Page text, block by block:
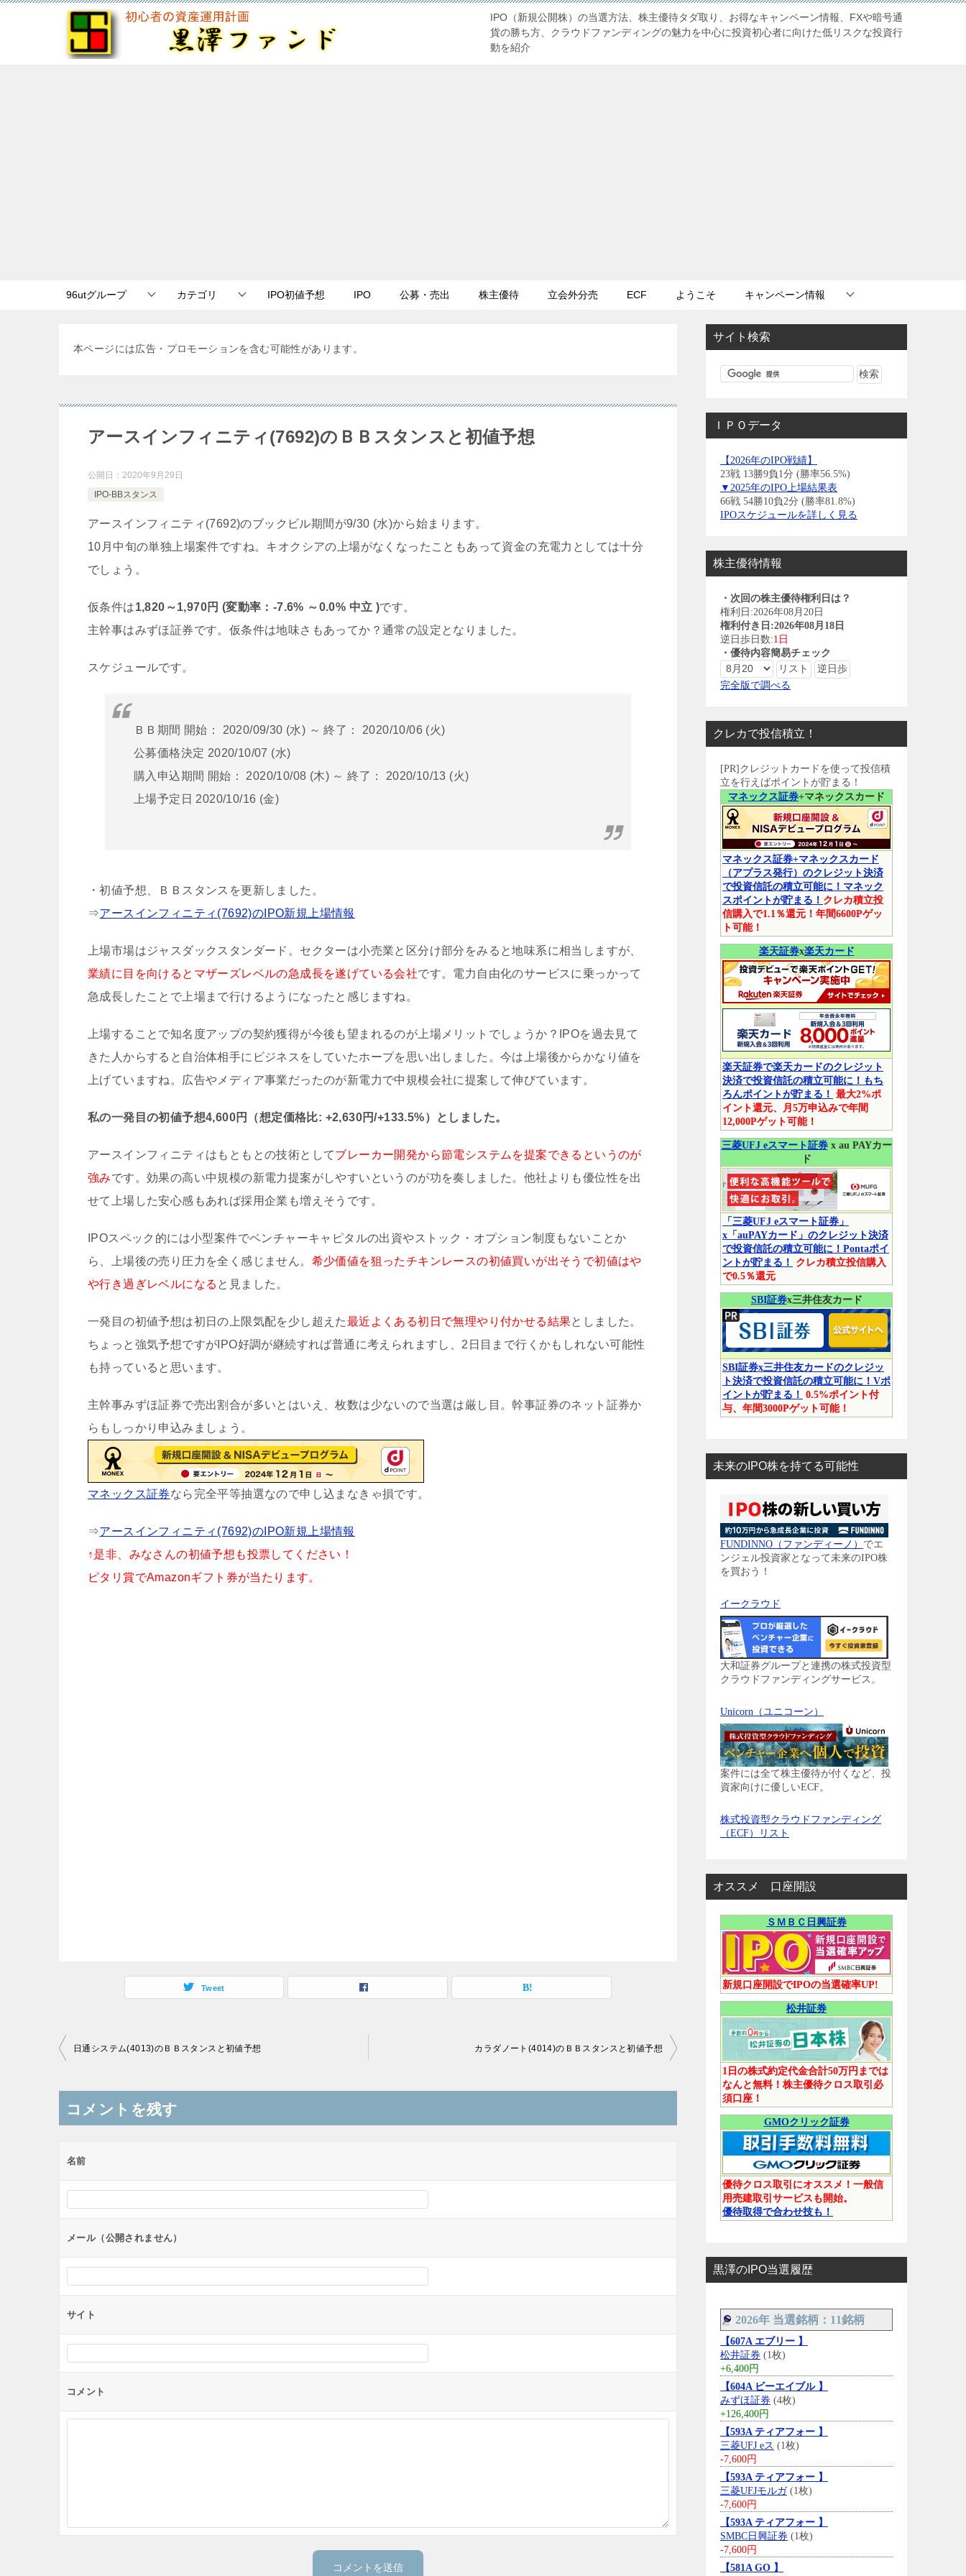
IPO（新規公開株）の当選方法、株主優待タダ取り、お得なキャンペーン情報、FXや暗号通
貨の勝ち方、クラウドファンディングの魅力を中心に投資初心者に向けた低リスクな投資行
動を紹介
96utグループ カテゴリ IPO初値予想 IPO 公募・売出 株主優待 立会外分売 ECF ようこそ キャンペーン情報
本ページには広告・プロモーションを含む可能性があります。
アースインフィニティ(7692)のＢＢスタンスと初値予想
公開日： 2020年9月29日
IPO-BBスタンス
アースインフィニティ(7692)のブックビル期間が9/30 (水)から始まります。
10月中旬の単独上場案件ですね。キオクシアの上場がなくなったこともあって資金の充電力としては十分
でしょう。
仮条件は1,820～1,970円 (変動率：-7.6% ～0.0% 中立 )です。
主幹事はみずほ証券です。仮条件は地味さもあってか？通常の設定となりました。
スケジュールです。
ＢＢ期間 開始： 2020/09/30 (水) ～ 終了： 2020/10/06 (火)
公募価格決定 2020/10/07 (水)
購入申込期間 開始： 2020/10/08 (木) ～ 終了： 2020/10/13 (火)
上場予定日 2020/10/16 (金)
・初値予想、ＢＢスタンスを更新しました。
⇒アースインフィニティ(7692)のIPO新規上場情報
上場市場はジャスダックスタンダード。セクターは小売業と区分け部分をみると地味系に相当しますが、
業績に目を向けるとマザーズレベルの急成長を遂げている会社です。電力自由化のサービスに乗っかって
急成長したことで上場まで行けるようになったと感じますね。
上場することで知名度アップの契約獲得が今後も望まれるのが上場メリットでしょうか？IPOを過去見て
きた人からすると自治体相手にビジネスをしていたホープを思い出しました。今は上場後からかなり値を
上げていますね。広告やメディア事業だったのが新電力で中規模会社に提案して伸びています。
私の一発目の初値予想4,600円（想定価格比: +2,630円/+133.5%）としました。
アースインフィニティはもともとの技術としてブレーカー開発から節電システムを提案できるというのが
強みです。効果の高い中規模の新電力提案がしやすいというのが功を奏しました。他社よりも優位性を出
せて上場した安心感もあれば採用企業も増えそうです。
IPOスペック的には小型案件でベンチャーキャピタルの出資やストック・オプション制度もないことか
ら、上場後の売り圧力を全く感じません。 希少価値を狙ったチキンレースの初値買いが出そうで初値はや
や行き過ぎレベルになる と見ました。
一発目の初値予想は初日の上限気配を少し超えた最近よくある初日で無理やり付かせる結果としました。
ちょっと強気予想ですがIPO好調が継続すれば普通に考えられますし、2日目まで行くかもしれない可能性
も持っていると思います。
主幹事みずほ証券で売出割合が多いとはいえ、枚数は少ないので当選は厳し目。幹事証券のネット証券か
らもしっかり申込みましょう。
マネックス証券なら完全平等抽選なので申し込まなきゃ損です。
⇒アースインフィニティ(7692)のIPO新規上場情報
↑是非、みなさんの初値予想も投票してください！
ピタリ賞でAmazonギフト券が当たります。
Tweet
投
ナ
ビ
ー
ョ
ン
日通システム(4013)のＢＢスタンスと初値予想 カラダノート(4014)のＢＢスタンスと初値予想
コメントを残す
名前
メール（公開されません）
サイト
コメント
サイト検索
ＩＰＯデータ
【2026年のIPO戦績】
23戦 13勝9負1分 (勝率56.5%)
▼2025年のIPO上場結果表
66戦 54勝10負2分 (勝率81.8%)
IPOスケジュールを詳しく見る
株主優待情報
・次回の株主優待権利日は？
権利日:2026年08月20日
権利付き日:2026年08月18日
逆日歩日数:1日
・優待内容簡易チェック
完全版で調べる
クレカで投信積立！
[PR]クレジットカードを使って投信積
立を行えばポイントが貯まる！
マネックス証券+マネックスカード
マネックス証券+マネックスカード
（アプラス発行）のクレジット決済
で投資信託の積立可能に！マネック
スポイントが貯まる！ クレカ積立投
信購入で1.1％還元！年間6600Pゲッ
ト可能！
楽天証券x楽天カード
楽天証券で楽天カードのクレジット
決済で投資信託の積立可能に！もち
ろんポイントが貯まる！ 最大2%ポ
イント還元、月5万申込みで年間
12,000Pゲット可能！
三菱UFJ eスマート証券x au PAYカー
ド
「三菱UFJ eスマート証券」
x「auPAYカード」のクレジット決済
で投資信託の積立可能に！Pontaポイ
ントが貯まる！
クレカ積立投信購入
で0.5％還元
SBI証券x三井住友カード
SBI証券x三井住友カードのクレジッ
ト決済で投資信託の積立可能に！Vポ
イントが貯まる！ 0.5%ポイント付
与、年間3000Pゲット可能！
未来のIPO株を持てる可能性
FUNDINNO（ファンディーノ） でエ
ンジェル投資家となって未来のIPO株
を買おう！
イークラウド
大和証券グループと連携の株式投資型
クラウドファンディングサービス。
Unicorn（ユニコーン）
案件には全て株主優待が付くなど、投
資家向けに優しいECF。
株式投資型クラウドファンディング
（ECF）リスト
オススメ 口座開設
ＳＭＢＣ日興証券
新規口座開設でIPOの当選確率UP!
松井証券
1日の株式約定代金合計50万円までは
なんと無料！株主優待クロス取引必
須口座！
GMOクリック証券
優待クロス取引にオススメ！一般信
用売建取引サービスも開始。
優待取得で合わせ技も！
黒澤のIPO当選履歴
2026年 当選銘柄：11銘柄
【607A エブリー 】
松井証券 (1枚)
+6,400円
【604A ビーエイブル 】
みずほ証券 (4枚)
+126,400円
【593A ティアフォー 】
三菱UFJ eス (1枚)
-7,600円
【593A ティアフォー 】
三菱UFJモルガ(1枚)
-7,600円
【593A ティアフォー 】
SMBC日興証券 (1枚)
-7,600円
【581A GO 】